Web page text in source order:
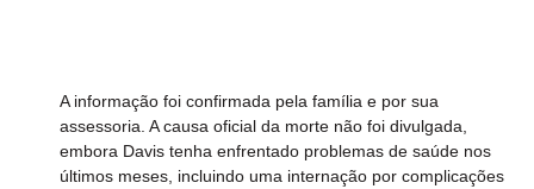
A informação foi confirmada pela família e por sua
assessoria. A causa oficial da morte não foi divulgada,
embora Davis tenha enfrentado problemas de saúde nos
últimos meses, incluindo uma internação por complicações